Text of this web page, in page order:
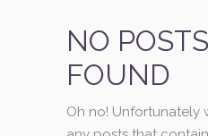
NO
FOUND
Oh no! Unfortunately